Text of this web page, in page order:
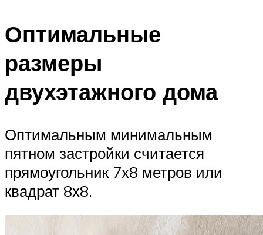
Оптимальные
размеры
двухэтажного дома
Оптимальным минимальным
пятном застройки считается
прямоугольник 7х8 метров или
квадрат 8х8.